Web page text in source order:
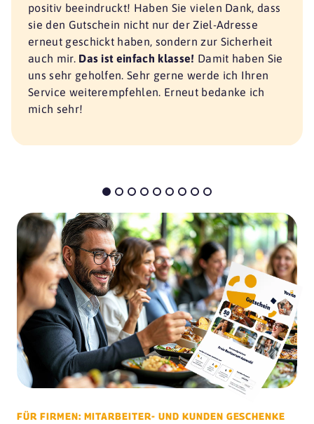
positiv beeindruckt! Haben Sie vielen Dank, dass
sie den Gutschein nicht nur der Ziel-Adresse
erneut geschickt haben, sondern zur Sicherheit
auch mir. Das ist einfach klasse! Damit haben Sie
uns sehr geholfen. Sehr gerne werde ich Ihren
Service weiterempfehlen. Erneut bedanke ich
mich sehr!
FÜR FIRMEN: MITARBEITER- UND KUNDEN GESCHENKE